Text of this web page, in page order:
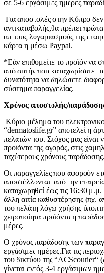
σε 5-6 εργάσιμες ημέρες
Για αποστολές στην Κύπρο δεν
αντικαταβολής,θα πρέπει
απ τους λογαριασμούς της
κάρτα η μέσω Paypal.
*Εάν επιθυμείτε το προϊόν να
από αυτήν που καταχωρίσατε
δυνατότητα να δηλώσετε
σύστημα παραγγελίας.
Χρόνος αποστολής/
Κύριο μέλημα του
“dermatoslife.gr” αποτελεί η
πελατών του. Στόχος μας είναι
προϊόντα της αγοράς, στις
ταχύτερους χρόνους παράδοσης.
Οι παραγγελίες που αφορούν
αποστέλλονται από την
καταχωρηθεί έως τις 16:30 μ.μ.
άλλη αιτία καθυστέρησης (πχ.
του πελάτη λόγω χρήσης
χειροποίητα προϊόντα η
μέρες.
Ο χρόνος παράδοσης των
εργάσιμες ημέρες.Για τις
του δικτύου της “ACScourier“
γίνεται εντός 3-4 εργάσιμων